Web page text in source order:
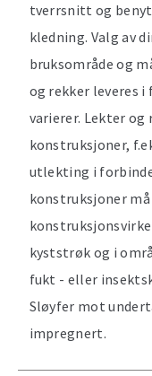
tverrsnitt og
kledning. Valg av
bruksområde og
og rekker leveres i
varierer. Lekter
konstruksjoner,
utlekting i
konstruksjoner
kyststrøk og i
fukt - eller
Sløyfer mot
impregnert.